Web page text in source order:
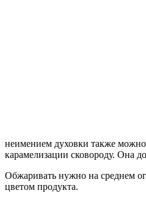
неимением духовки также можно
карамелизации сковороду. Она
Обжаривать нужно на среднем
цветом продукта.